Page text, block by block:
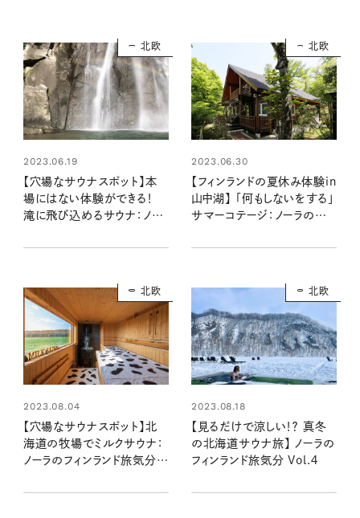
北欧
2023.06.19
【穴場なサウナスポット】本
場にはない体験ができる！
滝に飛び込めるサウナ：ノー
北欧
2023.06.30
【フィンランドの夏休み体験in
山中湖】 「何もしないをする」
サマーコテージ：ノーラのフィ
北欧
2023.08.04
【穴場なサウナスポット】北
海道の牧場でミルクサウナ：
ノーラのフィンランド旅気分
北欧
2023.08.18
【見るだけで涼しい！？ 真冬
の北海道サウナ旅】 ノーラの
フィンランド旅気分 Vol.４